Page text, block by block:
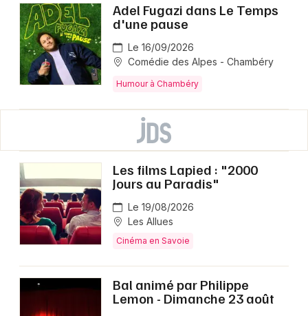
Adel Fugazi dans Le Temps
d'une pause
Le 16/09/2026
Comédie des Alpes - Chambéry
Humour à Chambéry
Les films Lapied : "2000
Jours au Paradis"
Le 19/08/2026
Les Allues
Cinéma en Savoie
Bal animé par Philippe
Lemon - Dimanche 23 août